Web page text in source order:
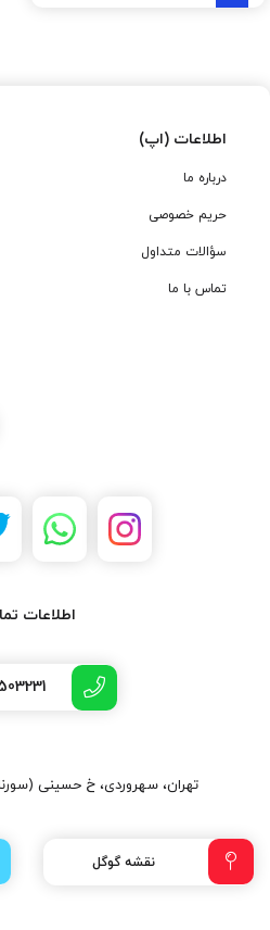
اطلاعات (اپ)
درباره ما
حریم خصوصی
سؤالات متداول
تماس با ما
اطلاعات
تهران، سهروردی، خ حسینی (سورنا)
نقشه گوگل